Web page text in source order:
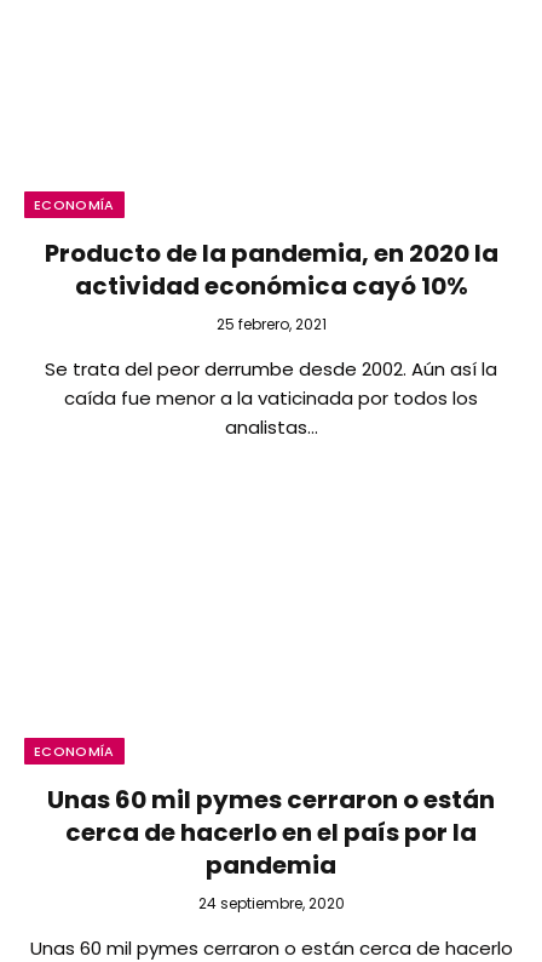
ECONOMÍA
Producto de la pandemia, en 2020 la
actividad económica cayó 10%
25 febrero, 2021
Se trata del peor derrumbe desde 2002. Aún así la
caída fue menor a la vaticinada por todos los
analistas…
ECONOMÍA
Unas 60 mil pymes cerraron o están
cerca de hacerlo en el país por la
pandemia
24 septiembre, 2020
Unas 60 mil pymes cerraron o están cerca de hacerlo